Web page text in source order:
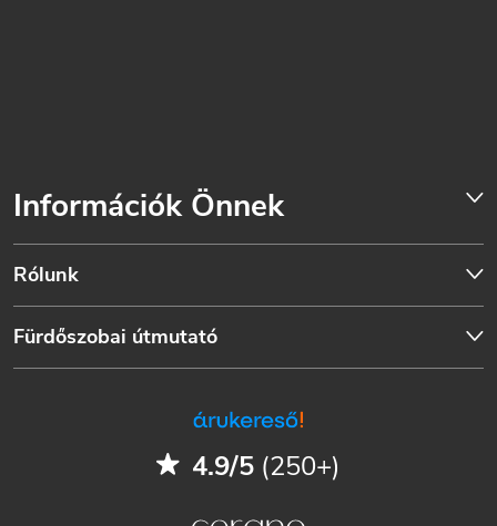
Információk Önnek
Rólunk
Fürdőszobai útmutató
4.9/5 (250+)